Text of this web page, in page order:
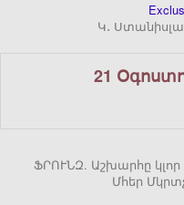
Կ․
21
ՖՐՈՒՆԶ. Աշխարհը կլոր
Մհեր